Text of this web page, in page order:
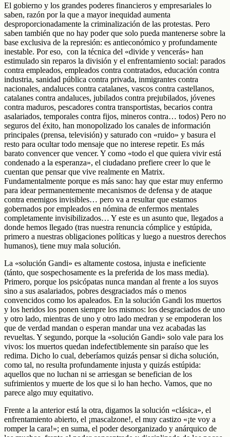
El gobierno y los grandes poderes financieros y empresariales lo
saben, razón por la que a mayor inequidad aumenta
desproporcionadamente la criminalización de las protestas. Pero
saben también que no hay poder que solo pueda mantenerse sobre la
base exclusiva de la represión: es antieconómico y profundamente
inestable. Por eso, con la técnica del «divide y vencerás» han
estimulado sin reparos la división y el enfrentamiento social: parados
contra empleados, empleados contra contratados, educación contra
industria, sanidad pública contra privada, inmigrantes contra
nacionales, andaluces contra catalanes, vascos contra castellanos,
catalanes contra andaluces, jubilados contra prejubilados, jóvenes
contra maduros, pescadores contra transportistas, becarios contra
asalariados, temporales contra fijos, mineros contra… todos) Pero no
seguros del éxito, han monopolizado los canales de información
principales (prensa, televisión) y saturado con «ruido» y basura el
resto para ocultar todo mensaje que no interese repetir. Es más
barato convencer que vencer. Y como «todo el que quiera vivir está
condenado a la esperanza», el ciudadano prefiere creer lo que le
cuentan que pensar que vive realmente en Matrix.
Fundamentalmente porque es más sano: hay que estar muy enfermo
para idear permanentemente mecanismos de defensa y de ataque
contra enemigos invisibles… pero va a resultar que estamos
gobernados por empleados en nómina de enfermos mentales
completamente invisibilizados… Y este es un asunto que, llegados a
donde hemos llegado (tras nuestra renuncia cómplice y estúpida,
primero a nuestras obligaciones políticas y luego a nuestros derechos
humanos), tiene muy mala solución.
La «solución Gandi» es altamente costosa, injusta e ineficiente
(tánto, que sospechosamente es la preferida de los mass media).
Primero, porque los psicópatas nunca mandan al frente a los suyos
sino a sus asalariados, pobres desgraciados más o menos
convencidos como los apaleados. En la solución Gandi los muertos
y los heridos los ponen siempre los mismos: los desgraciados de uno
y otro lado, mientras de uno y otro lado medran y se empoderan los
que de verdad mandan o esperan mandar una vez acabadas las
revueltas. Y segundo, porque la «solución Gandi» solo vale para los
vivos: los muertos quedan indefectiblemente sin paraíso que les
redima. Dicho lo cual, deberíamos quizás pensar si dicha solución,
como tal, no resulta profundamente injusta y quizás estúpida:
aquellos que no luchan ni se arriesgan se benefician de los
sufrimientos y muerte de los que si lo han hecho. Vamos, que no
parece algo muy equitativo.
Frente a la anterior está la otra, digamos la solución «clásica», el
enfrentamiento abierto, el ¡mascalzone!, el muy castizo «¡te voy a
romper la cara!»; en suma, el poder desorganizado y anárquico de